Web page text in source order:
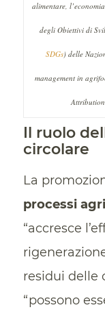
alimentare,
degli Obiettivi di
SDGs) delle
management in
Il ruolo
circolare
La
processi
“accresce
residui delle
“possono